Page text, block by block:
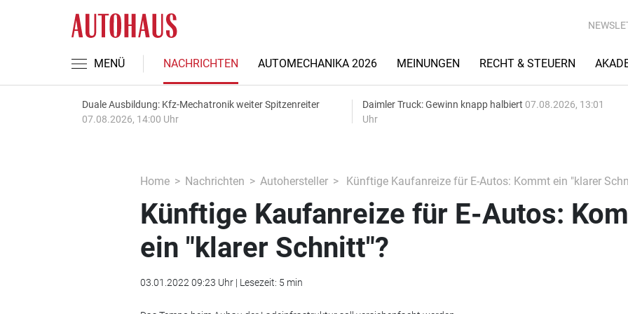
MENÜ NACHRICHTEN AUTOMECHANIKA 2026 MEINUNGEN RECHT & STEUERN
Duale Ausbildung: Kfz-Mechatronik weiter Spitzenreiter
07.08.2026, 14:00 Uhr
Daimler Truck: Gewinn knapp halbiert 07.08.2026, 13:01
Uhr
Home Nachrichten Autohersteller Künftige Kaufanreize für E-Autos: Kommt ein "klarer
Künftige Kaufanreize für E-Autos:
ein "klarer Schnitt"?
03.01.2022 09:23 Uhr | Lesezeit: 5 min